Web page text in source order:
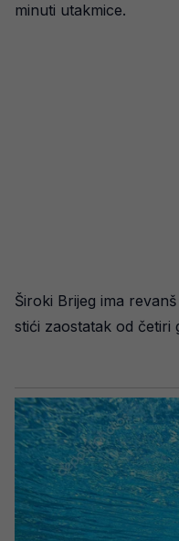
minuti utakmice.
Široki Brijeg ima
stići zaostatak od četiri